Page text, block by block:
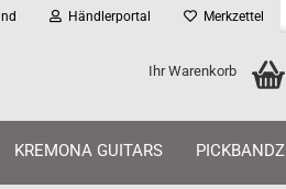
Händlerportal Merkzettel
Ihr Warenkorb
KREMONA GUITARS PICKBANDZ